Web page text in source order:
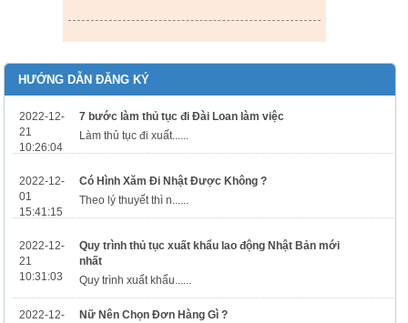
HƯỚNG DẪN ĐĂNG KÝ
2022-12-
21
10:26:04
7 bước làm thủ tục đi Đài Loan làm việc
Làm thủ tục đi xuất......
2022-12-
01
15:41:15
Có Hình Xăm Đi Nhật Được Không ?
Theo lý thuyết thì n......
2022-12-
21
10:31:03
Quy trình thủ tục xuất khẩu lao động Nhật Bản mới
nhất
Quy trình xuất khẩu......
2022-12-
Nữ Nên Chọn Đơn Hàng Gì ?